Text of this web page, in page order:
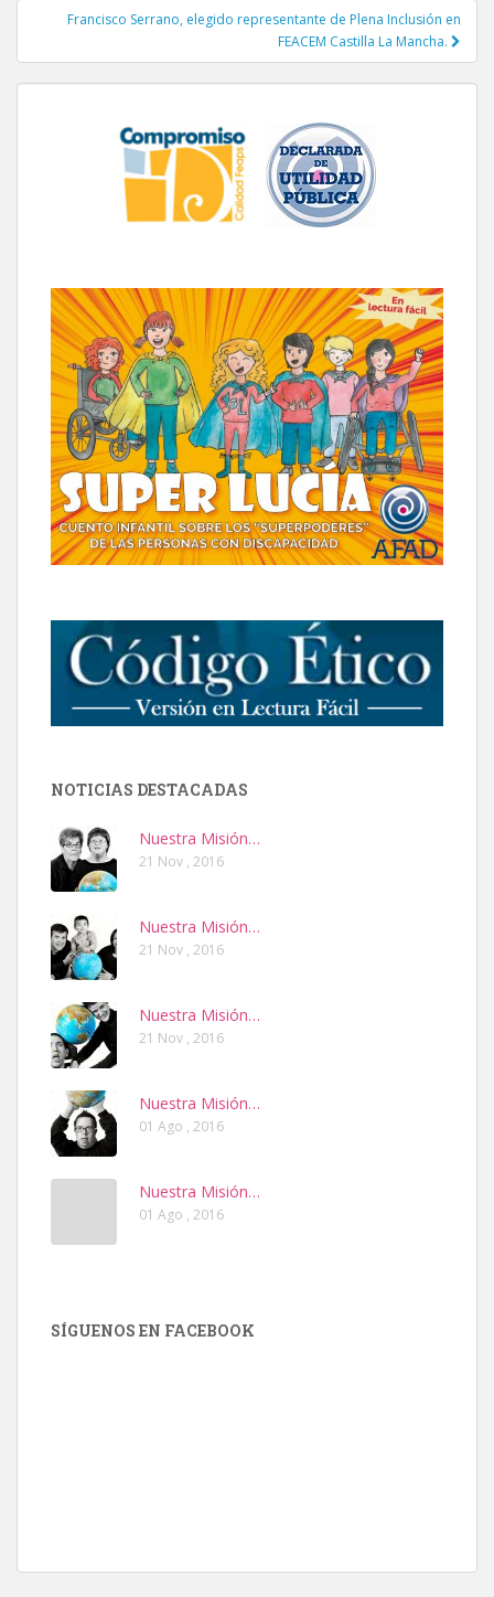
Francisco Serrano, elegido representante de Plena Inclusión en
FEACEM Castilla La Mancha.
NOTICIAS DESTACADAS
Nuestra Misión…
21 Nov , 2016
Nuestra Misión…
21 Nov , 2016
Nuestra Misión…
21 Nov , 2016
Nuestra Misión…
01 Ago , 2016
Nuestra Misión…
01 Ago , 2016
SÍGUENOS EN FACEBOOK